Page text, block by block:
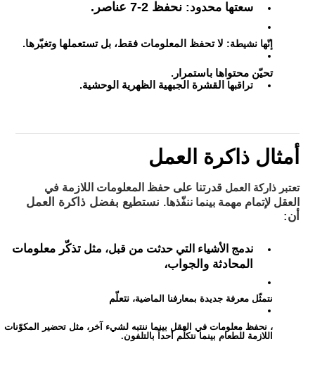
سعتها محدود: نحفظ 2-7 عناصر.
إنّها نشيطة: لا تحفظ المعلومات فقط، بل تستعملها وتغيّرها.
تحيّن محتواها باستمرار.
تراقبها القشرة الجبهية الظهرية الوحشية.
أمثال ذاكرة العمل
تعتبر ذاركة العملقدرتنا على حفظ المعلومات اللازمة في
العقل لإتمام مهمة بينما ننفّذها. نستطيع بفضل ذاكرة العمل
أن:
ندمج الأشياء التي حدثت من قبل، مثل تذكّر معلومات
المحادثة والجواب،
نتمثّل معرفة جديدة بمعارفنا الماضية، نتعلّم
، نحفظ معلومات في العقل بينما ننتبه لشيء آخر، مثل تحضير المكوّنات
اللازمة للطعام بينما نتكلّم أحداً بالتلفون.